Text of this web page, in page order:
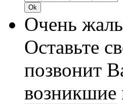
Очень
Оставьте
позвонит
возникшие